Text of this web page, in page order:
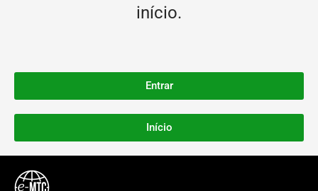
início.
Entrar
Início